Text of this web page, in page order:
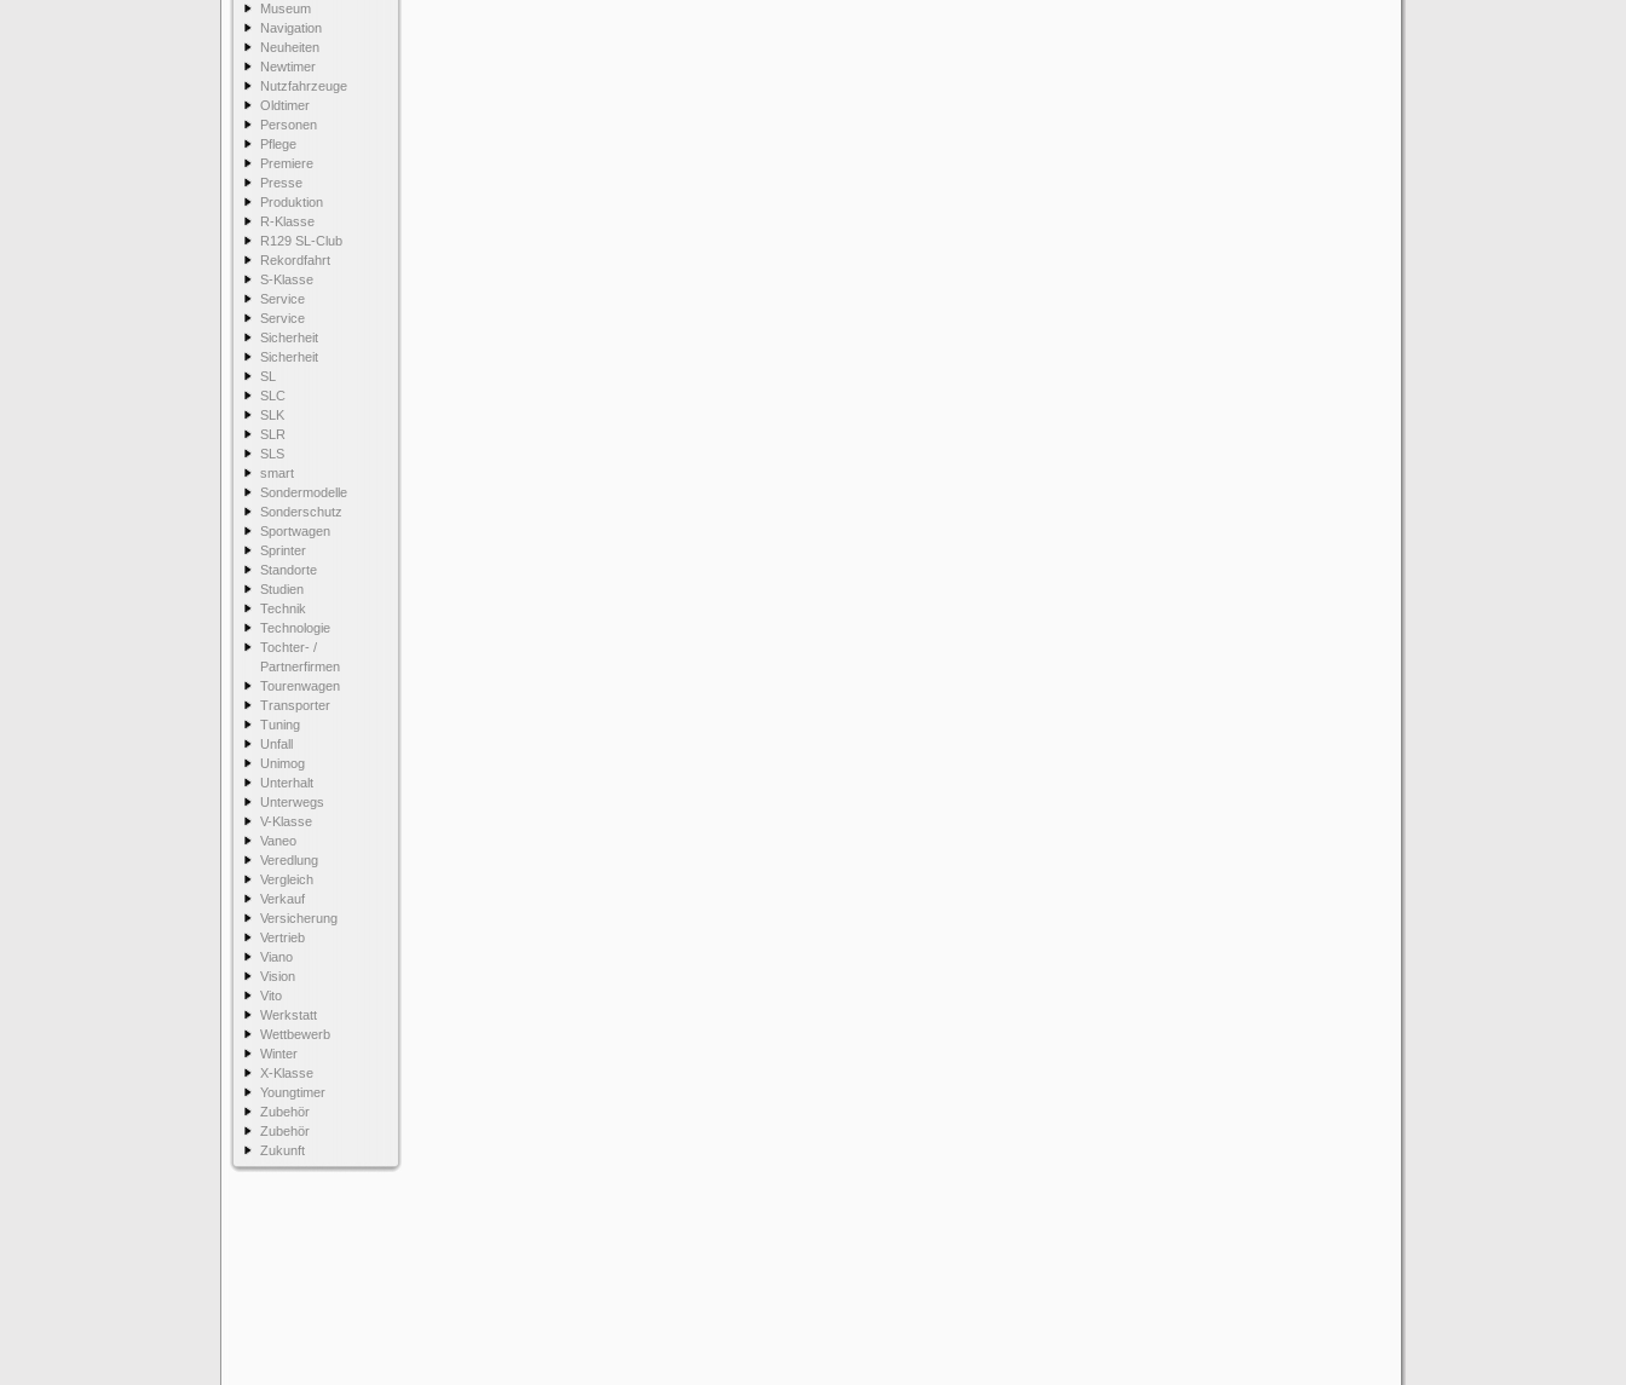
Museum
Navigation
Neuheiten
Newtimer
Nutzfahrzeuge
Oldtimer
Personen
Pflege
Premiere
Presse
Produktion
R-Klasse
R129 SL-Club
Rekordfahrt
S-Klasse
Service
Service
Sicherheit
Sicherheit
SL
SLC
SLK
SLR
SLS
smart
Sondermodelle
Sonderschutz
Sportwagen
Sprinter
Standorte
Studien
Technik
Technologie
Tochter- /
Partnerfirmen
Tourenwagen
Transporter
Tuning
Unfall
Unimog
Unterhalt
Unterwegs
V-Klasse
Vaneo
Veredlung
Vergleich
Verkauf
Versicherung
Vertrieb
Viano
Vision
Vito
Werkstatt
Wettbewerb
Winter
X-Klasse
Youngtimer
Zubehör
Zubehör
Zukunft